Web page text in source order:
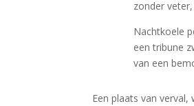
zonder
Nachtkoele
een tribune
van een
Een plaats van verval,